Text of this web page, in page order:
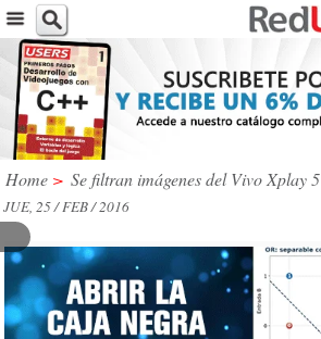
Home > Se filtran imágenes del Vivo Xplay 5
JUE, 25 / FEB / 2016